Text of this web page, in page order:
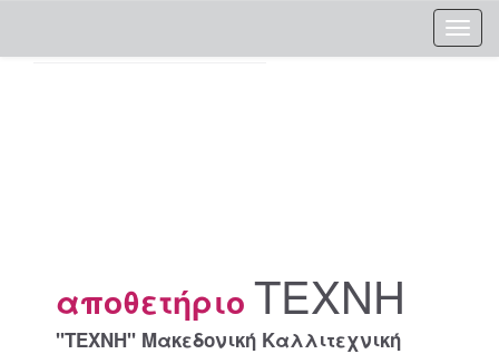
αποθετήριο ΤΕΧΝΗ
"ΤΕΧΝΗ" Μακεδονική Καλλιτεχνική